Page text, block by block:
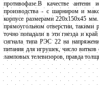
противофазе.В качестве антенн
производства - с шарниром и
корпусе размерами 220х150х45
прямоугольном отверстии, такими
точно попадали в эти гнезда и
сигнала типа РЭС 22 на
питания для игрушек, число
ламповых телевизоров, правда